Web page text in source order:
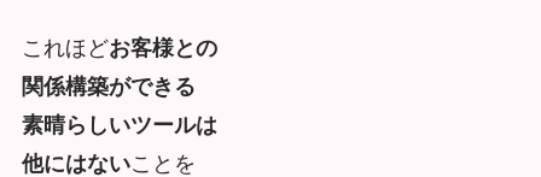
これほどお客様との
関係構築ができる
素晴らしいツールは
他にはないことを